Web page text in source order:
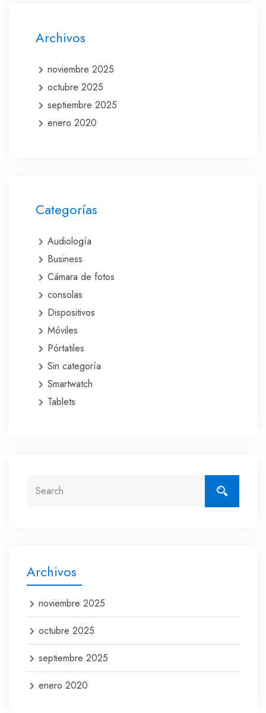
Archivos
noviembre 2025
octubre 2025
septiembre 2025
enero 2020
Categorías
Audiología
Business
Cámara de fotos
consolas
Dispositivos
Móviles
Pórtatiles
Sin categoría
Smartwatch
Tablets
Archivos
noviembre 2025
octubre 2025
septiembre 2025
enero 2020